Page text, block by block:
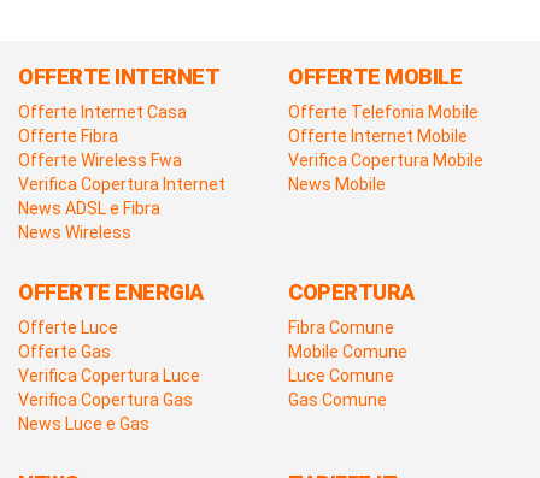
OFFERTE INTERNET
Offerte Internet Casa
Offerte Fibra
Offerte Wireless Fwa
Verifica Copertura Internet
News ADSL e Fibra
News Wireless
OFFERTE MOBILE
Offerte Telefonia Mobile
Offerte Internet Mobile
Verifica Copertura Mobile
News Mobile
OFFERTE ENERGIA
Offerte Luce
Offerte Gas
Verifica Copertura Luce
Verifica Copertura Gas
News Luce e Gas
COPERTURA
Fibra Comune
Mobile Comune
Luce Comune
Gas Comune